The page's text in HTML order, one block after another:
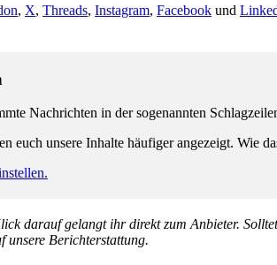
, X, Threads, Instagram, Facebook und
Nachrichten in der sogenannten
euch unsere Inhalte häufiger angezeigt. Wie
darauf gelangt ihr direkt zum Anbieter.
unsere Berichterstattung.